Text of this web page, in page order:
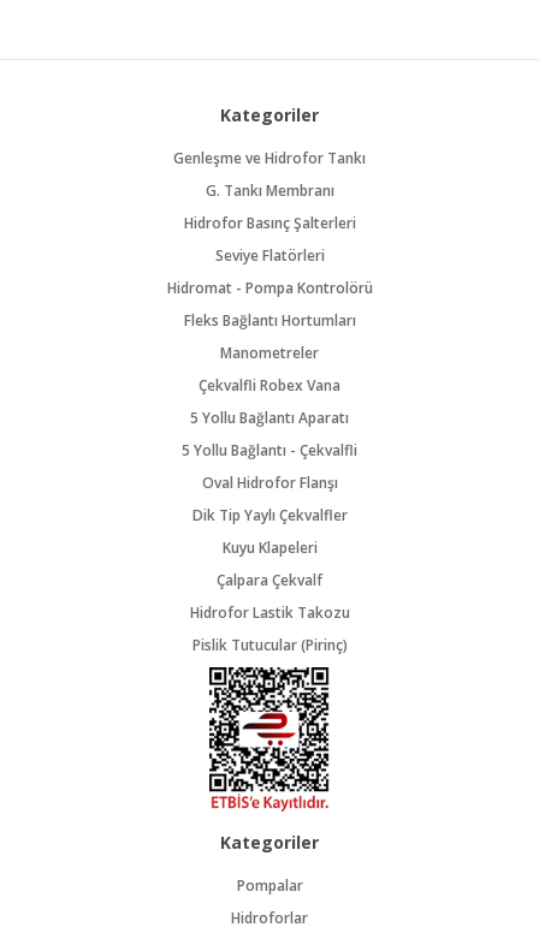
Kategoriler
Genleşme ve Hidrofor Tankı
G. Tankı Membranı
Hidrofor Basınç Şalterleri
Seviye Flatörleri
Hidromat - Pompa Kontrolörü
Fleks Bağlantı Hortumları
Manometreler
Çekvalfli Robex Vana
5 Yollu Bağlantı Aparatı
5 Yollu Bağlantı - Çekvalfli
Oval Hidrofor Flanşı
Dik Tip Yaylı Çekvalfler
Kuyu Klapeleri
Çalpara Çekvalf
Hidrofor Lastik Takozu
Pislik Tutucular (Pirinç)
Kategoriler
Pompalar
Hidroforlar